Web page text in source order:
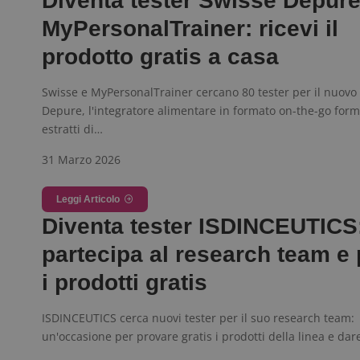
MyPersonalTrainer: ricevi il
prodotto gratis a casa
Swisse e MyPersonalTrainer cercano 80 tester per il nuovo
Depure, l'integratore alimentare in formato on-the-go
estratti di…
31 Marzo 2026
Leggi Articolo
Diventa tester
partecipa al research team e
i prodotti gratis
ISDINCEUTICS cerca nuovi tester per il suo research team:
un'occasione per provare gratis i prodotti della linea e
Nome
_pk_id.1.938b
test_cookie